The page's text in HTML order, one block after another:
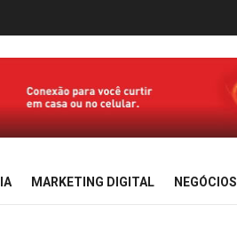
MARKETING DIGITAL NEGÓCIOS